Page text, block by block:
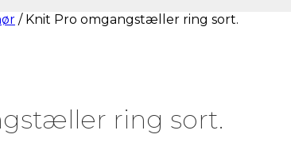
/ Knit Pro omgangstæller ring sort.
ring sort.